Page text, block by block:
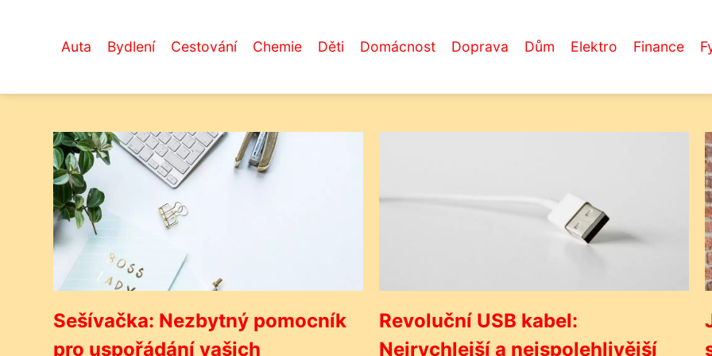
Auta Bydlení Cestování Chemie Děti Domácnost Doprava Dům Elektro Finance
Sešívačka: Nezbytný pomocník
pro uspořádání vašich
Revoluční USB kabel:
Nejrychlejší a nejspolehlivější